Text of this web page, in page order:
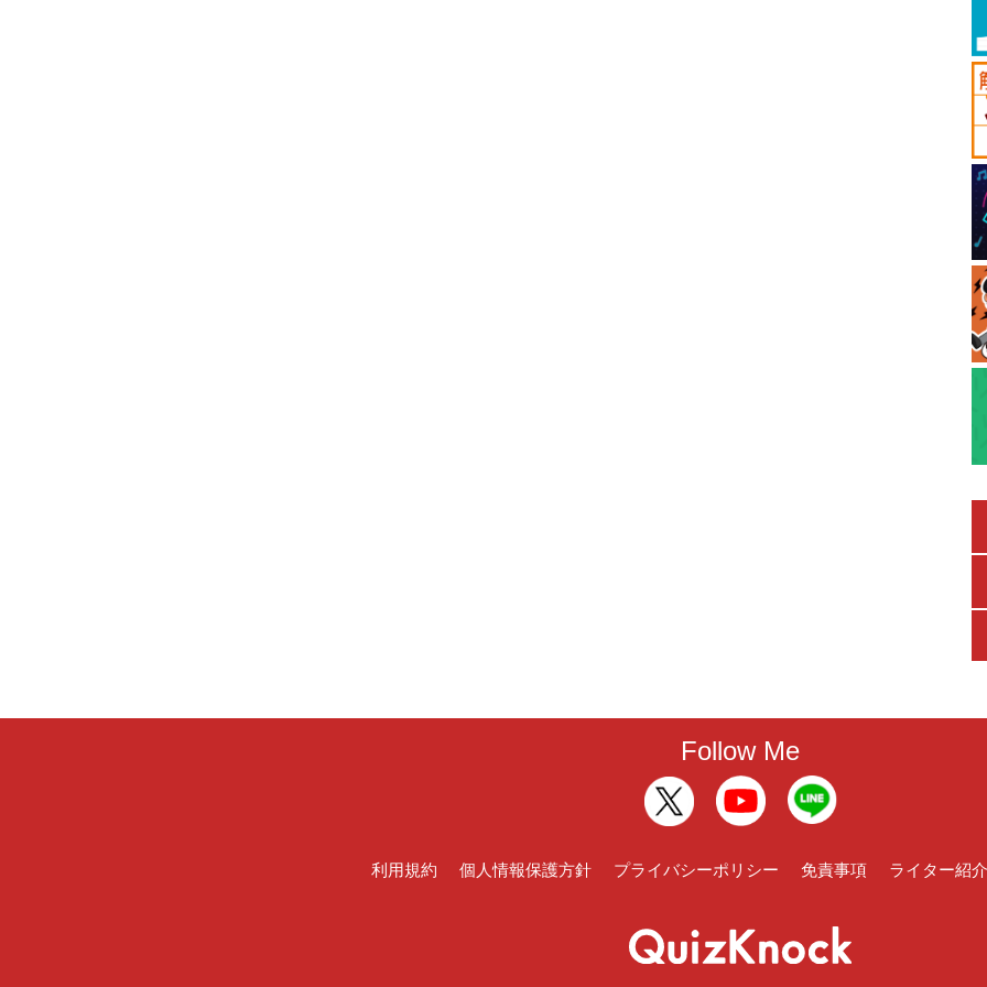
Follow Me
利用規約 個人情報保護方針 プライバシーポリシー 免責事項 ライター紹介